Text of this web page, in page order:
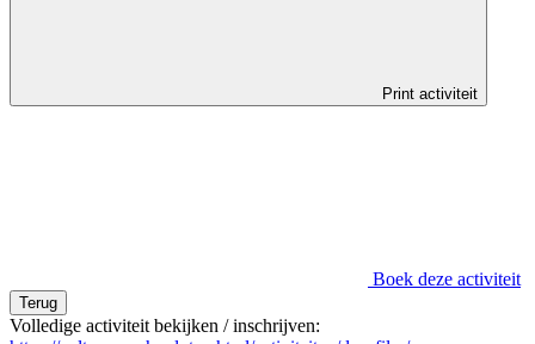
Print activiteit
Boek deze activiteit
Terug
Volledige activiteit bekijken / inschrijven: